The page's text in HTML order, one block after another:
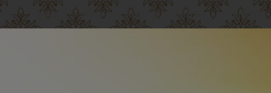
報 月間スケジュール 出勤管理（管理者用） 出勤管理